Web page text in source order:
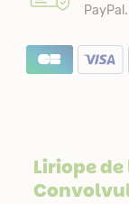
PayPal.
Liriope